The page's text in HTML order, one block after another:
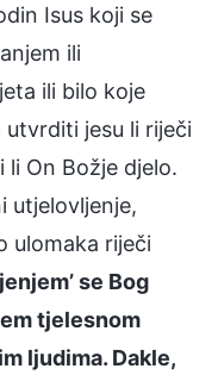
Isus koji se
ili
ili bilo koje
jesu li riječi
li On Božje djelo.
utjelovljenje,
ulomaka riječi
se Bog
tjelesnom
ljudima. Dakle,